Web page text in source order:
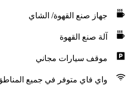
جهاز صنع القهوة/ الشاي
آلة صنع القهوة
موقف سيارات مجاني
واي فاي متوفر في جميع